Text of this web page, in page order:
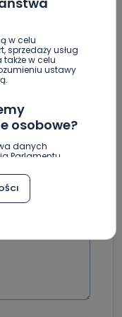
w celu
sprzedaży usług
w celu
ustawy
osobowe?
danych
Parlamentu
z
uchylenia
zgody?
zgody można
pierwszy!